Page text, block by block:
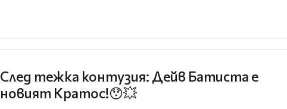
След тежка контузия: Дейв Батиста е
новият Кратос!😯💥